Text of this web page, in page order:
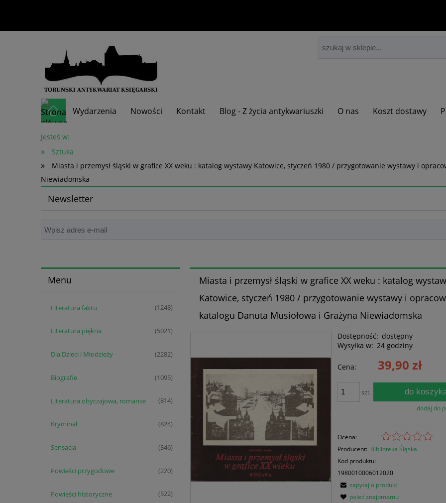
Wydarzenia Nowości Kontakt Blog - Z życia antykwariuszki O nas Koszt dostawy
Skup książek
Jesteś w:
» Sztuka
»
Miasta i przemysł śląski w grafice XX weku : katalog wystawy Katowice, styczeń 1980 / przygotowanie wystawy i
Niewiadomska
Newsletter
Menu
Literatura faktu (1248)
Literatura piękna (5021)
Dla Dzieci i Młodzieży (2282)
Biografie (1095)
Literatura obyczajowa, romanse (814)
Kryminał (824)
Sensacja (346)
Powieści przygodowe (220)
Powieści historyczne (522)
Miasta i przemysł śląski w grafice XX weku : katalog
Katowice, styczeń 1980 / przygotowanie wystawy i
katalogu Danuta Musiołowa i Grażyna Niewiadomska
Dostępność: dostępny
Wysyłka w: 24 godziny
Cena: 39,90 zł
szt. do
dodaj do
Ocena:
Producent: Biblioteka Śląska
Kod produktu:
1980010006012020
zapytaj o produkt
poleć znajomemu